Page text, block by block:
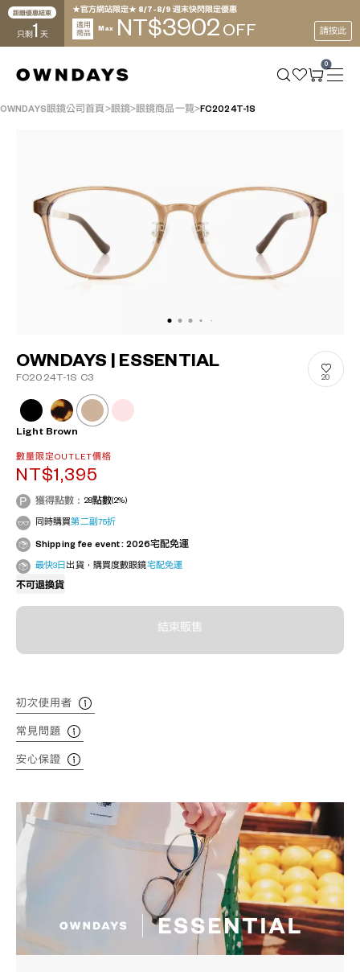
距離優惠結束
只剩1 天
★官方網站限定★ 8/7~8/9 週末快閃限定優惠
適用
商品
Max NT$3902 OFF 請按此
0
OWNDAYS眼鏡公司首頁 眼鏡 眼鏡商品一覽 FC2024T-1S
OWNDAYS | ESSENTIAL
FC2024T-1S C3 20
Light Brown
數量限定OUTLET價格
NT$1,395
獲得點數： 28點數(2%)
同時購買第二副75折
Shipping fee event : 2026宅配免運
最快3日 出貨，購買度數眼鏡宅配免運
不可退換貨
結束販售
初次使用者
常見問題
安心保證